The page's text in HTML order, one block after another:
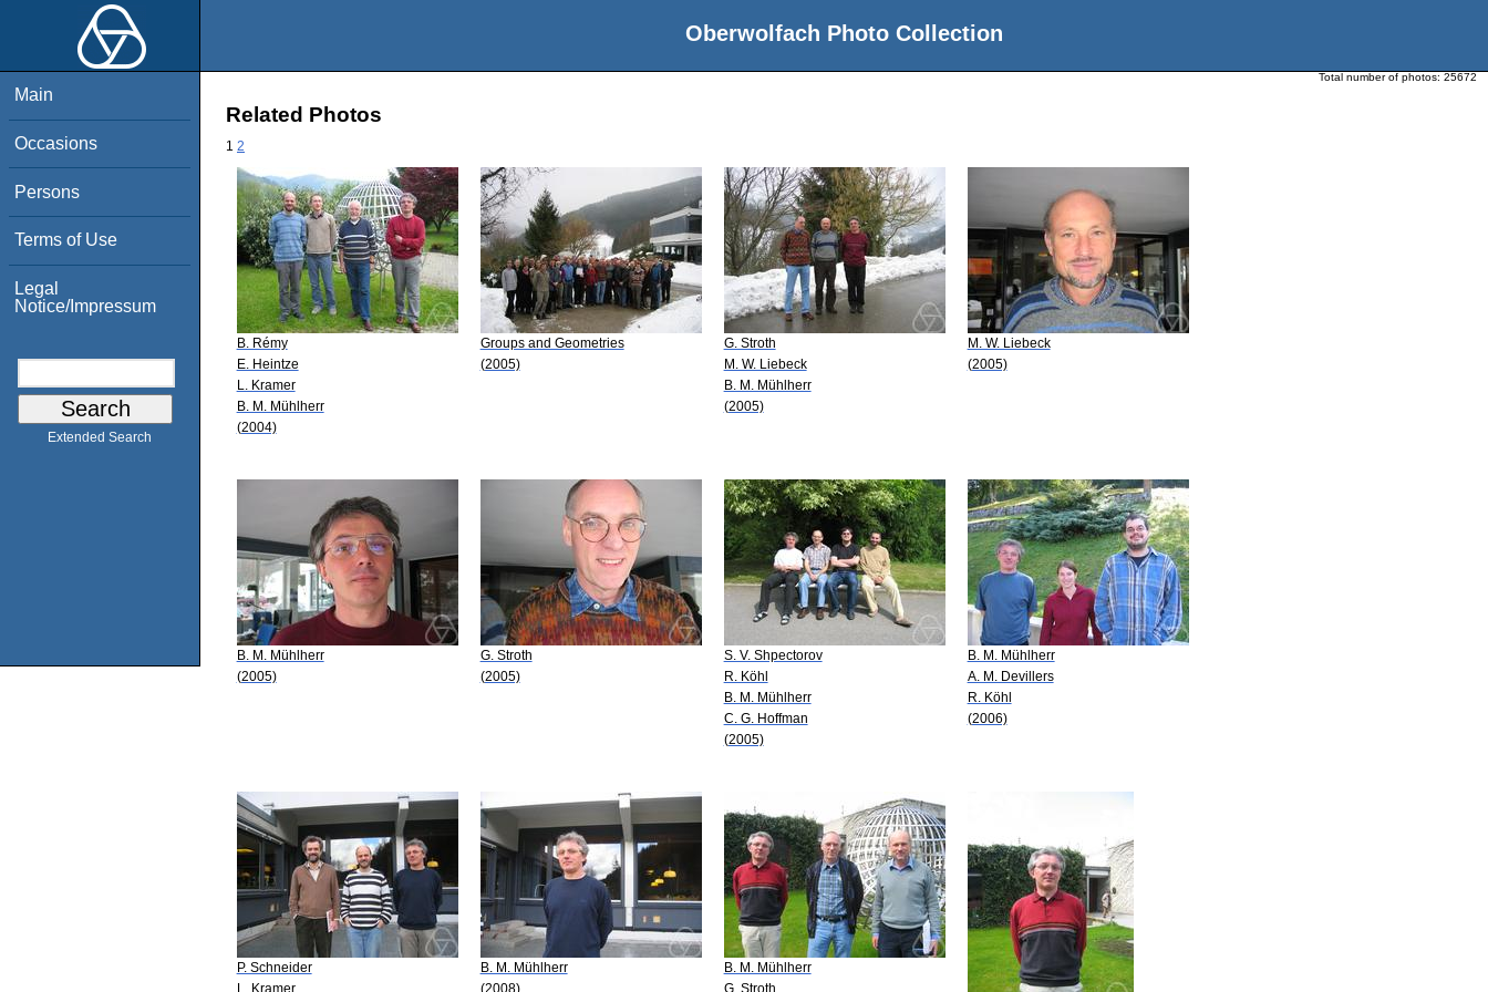
Oberwolfach Photo Collection
Main
Occasions
Persons
Terms of Use
Legal
Notice/Impressum
Extended Search
Total number of photos: 25672
Related Photos
1 2
B. Rémy
E. Heintze
L. Kramer
B. M. Mühlherr
(2004)
Groups and Geometries
(2005)
G. Stroth
M. W. Liebeck
B. M. Mühlherr
(2005)
M. W. Liebeck
(2005)
B. M. Mühlherr
(2005)
G. Stroth
(2005)
S. V. Shpectorov
R. Köhl
B. M. Mühlherr
C. G. Hoffman
(2005)
B. M. Mühlherr
A. M. Devillers
R. Köhl
(2006)
P. Schneider
L. Kramer
B. M. Mühlherr
(2008)
B. M. Mühlherr
G. Stroth